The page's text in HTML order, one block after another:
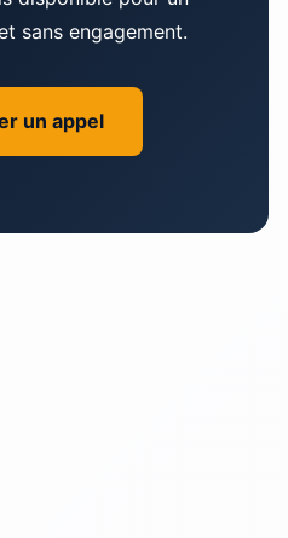
il y a de bonnes
ensemble!
sans engagement.
un appel